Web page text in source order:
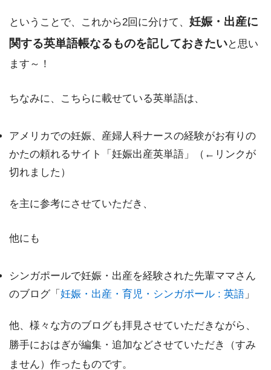
ということで、これから2回に分けて、 妊娠・出産に
関する英単語帳なるものを記しておきたいと思い
ます～！
ちなみに、こちらに載せている英単語は、
アメリカでの妊娠、産婦人科ナースの経験がお有りの
かたの頼れるサイト「妊娠出産英単語」（←リンクが
切れました）
を主に参考にさせていただき、
他にも
シンガポールで妊娠・出産を経験された先輩ママさん
のブログ「 妊娠・出産・育児・シンガポール : 英語 」
他、様々な方のブログも拝見させていただきながら、
勝手におはぎが編集・追加などさせていただき（すみ
ません）作ったものです。